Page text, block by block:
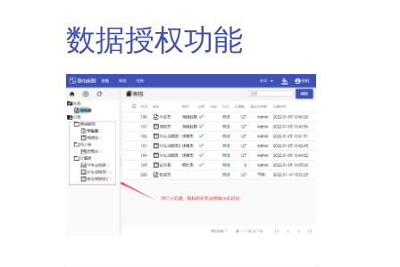
数据授权功能